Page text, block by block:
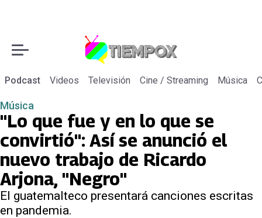
Podcast Videos Televisión Cine / Streaming Música
Música
"Lo que fue y en lo que se
convirtió": Así se anunció el
nuevo trabajo de Ricardo
Arjona, "Negro"
El guatemalteco presentará canciones escritas
en pandemia.